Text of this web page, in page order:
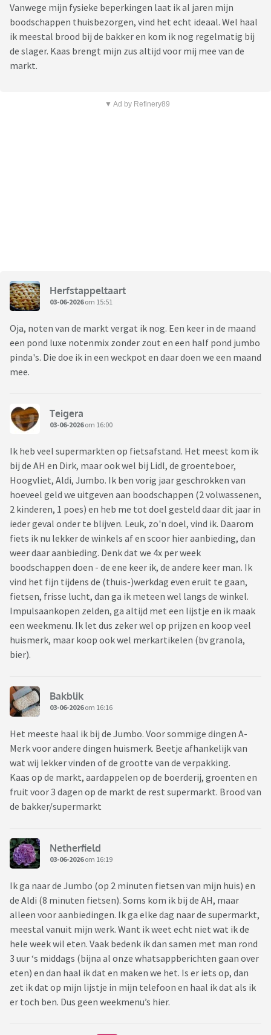
Vanwege mijn fysieke beperkingen laat ik al jaren mijn
boodschappen thuisbezorgen, vind het echt ideaal. Wel haal
ik meestal brood bij de bakker en kom ik nog regelmatig bij
de slager. Kaas brengt mijn zus altijd voor mij mee van de
markt.
▼ Ad by Refinery89
Herfstappeltaart
03-06-2026om 15:51
Oja, noten van de markt vergat ik nog. Een keer in de maand
een pond luxe notenmix zonder zout en een half pond jumbo
pinda's. Die doe ik in een weckpot en daar doen we een maand
mee.
Teigera
03-06-2026om 16:00
Ik heb veel supermarkten op fietsafstand. Het meest kom ik
bij de AH en Dirk, maar ook wel bij Lidl, de groenteboer,
Hoogvliet, Aldi, Jumbo. Ik ben vorig jaar geschrokken van
hoeveel geld we uitgeven aan boodschappen (2 volwassenen,
2 kinderen, 1 poes) en heb me tot doel gesteld daar dit jaar in
ieder geval onder te blijven. Leuk, zo'n doel, vind ik. Daarom
fiets ik nu lekker de winkels af en scoor hier aanbieding, dan
weer daar aanbieding. Denk dat we 4x per week
boodschappen doen - de ene keer ik, de andere keer man. Ik
vind het fijn tijdens de (thuis-)werkdag even eruit te gaan,
fietsen, frisse lucht, dan ga ik meteen wel langs de winkel.
Impulsaankopen zelden, ga altijd met een lijstje en ik maak
een weekmenu. Ik let dus zeker wel op prijzen en koop veel
huismerk, maar koop ook wel merkartikelen (bv granola,
bier).
Bakblik
03-06-2026om 16:16
Het meeste haal ik bij de Jumbo. Voor sommige dingen A-
Merk voor andere dingen huismerk. Beetje afhankelijk van
wat wij lekker vinden of de grootte van de verpakking.
Kaas op de markt, aardappelen op de boerderij, groenten en
fruit voor 3 dagen op de markt de rest supermarkt. Brood van
de bakker/supermarkt
Netherfield
03-06-2026om 16:19
Ik ga naar de Jumbo (op 2 minuten fietsen van mijn huis) en
de Aldi (8 minuten fietsen). Soms kom ik bij de AH, maar
alleen voor aanbiedingen. Ik ga elke dag naar de supermarkt,
meestal vanuit mijn werk. Want ik weet echt niet wat ik de
hele week wil eten. Vaak bedenk ik dan samen met man rond
3 uur ‘s middags (bijna al onze whatsappberichten gaan over
eten) en dan haal ik dat en maken we het. Is er iets op, dan
zet ik dat op mijn lijstje in mijn telefoon en haal ik dat als ik
er toch ben. Dus geen weekmenu’s hier.